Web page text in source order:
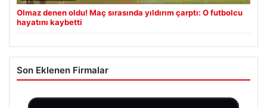
Olmaz denen oldu! Maç sırasında yıldırım çarptı: O futbolcu
hayatını kaybetti
Son Eklenen Firmalar